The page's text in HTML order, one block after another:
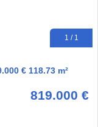
1 / 1
€ 118.73 m²
819.000 €